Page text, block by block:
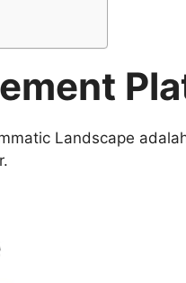
Landscape